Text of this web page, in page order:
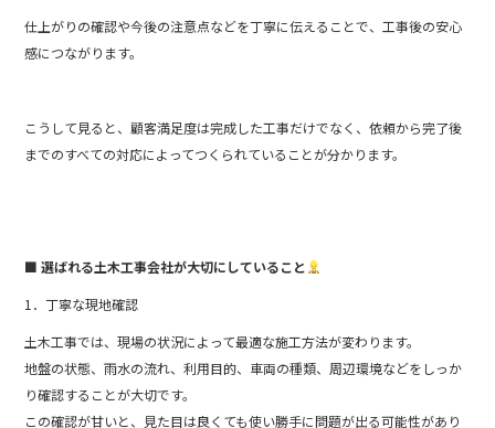
仕上がりの確認や今後の注意点などを丁寧に伝えることで、工事後の安心
感につながります。
こうして見ると、顧客満足度は完成した工事だけでなく、依頼から完了後
までのすべての対応によってつくられていることが分かります。
■ 選ばれる土木工事会社が大切にしていること
1．丁寧な現地確認
土木工事では、現場の状況によって最適な施工方法が変わります。
地盤の状態、雨水の流れ、利用目的、車両の種類、周辺環境などをしっか
り確認することが大切です。
この確認が甘いと、見た目は良くても使い勝手に問題が出る可能性があり